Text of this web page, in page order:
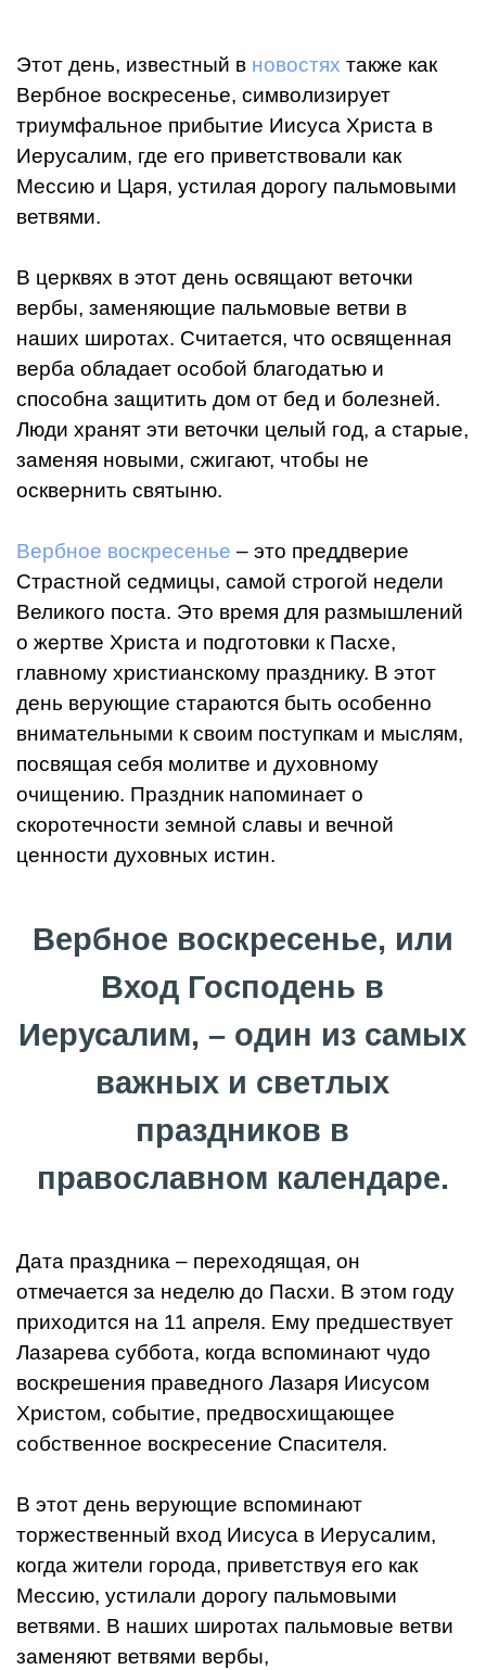
Этот день, известный в новостях также как
Вербное воскресенье, символизирует
триумфальное прибытие Иисуса Христа в
Иерусалим, где его приветствовали как
Мессию и Царя, устилая дорогу пальмовыми
ветвями.
В церквях в этот день освящают веточки
вербы, заменяющие пальмовые ветви в
наших широтах. Считается, что освященная
верба обладает особой благодатью и
способна защитить дом от бед и болезней.
Люди хранят эти веточки целый год, а старые,
заменяя новыми, сжигают, чтобы не
осквернить святыню.
Вербное воскресенье – это преддверие
Страстной седмицы, самой строгой недели
Великого поста. Это время для размышлений
о жертве Христа и подготовки к Пасхе,
главному христианскому празднику. В этот
день верующие стараются быть особенно
внимательными к своим поступкам и мыслям,
посвящая себя молитве и духовному
очищению. Праздник напоминает о
скоротечности земной славы и вечной
ценности духовных истин.
Вербное воскресенье, или
Вход Господень в
Иерусалим, – один из самых
важных и светлых
праздников в
православном календаре.
Дата праздника – переходящая, он
отмечается за неделю до Пасхи. В этом году
приходится на 11 апреля. Ему предшествует
Лазарева суббота, когда вспоминают чудо
воскрешения праведного Лазаря Иисусом
Христом, событие, предвосхищающее
собственное воскресение Спасителя.
В этот день верующие вспоминают
торжественный вход Иисуса в Иерусалим,
когда жители города, приветствуя его как
Мессию, устилали дорогу пальмовыми
ветвями. В наших широтах пальмовые ветви
заменяют ветвями вербы,